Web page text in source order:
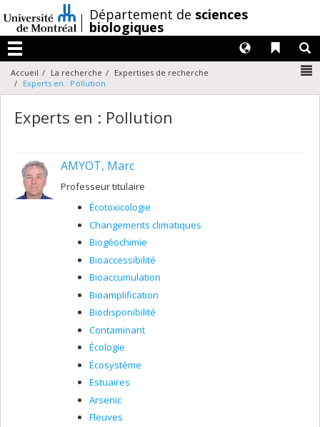
au
contenu
/Département de sciences
biologiques
Menu
Liens
Langues
Accueil La recherche
Expertises de recherche
Experts en : Pollution
Experts en : Pollution
AMYOT, Marc
Professeur titulaire
Écotoxicologie
Changements climatiques
Biogéochimie
Bioaccessibilité
Bioaccumulation
Bioamplification
Biodisponibilité
Contaminant
Écologie
Écosystème
Estuaires
Arsenic
Fleuves